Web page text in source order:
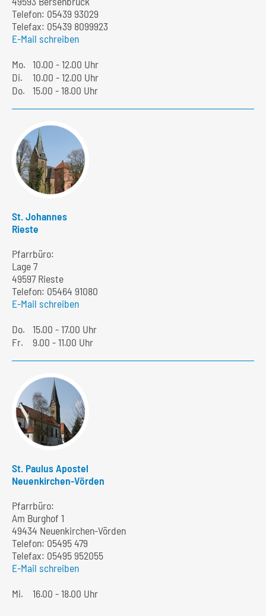
Telefon: 05439 93029
Telefax: 05439 8099923
E-Mail schreiben
Mo. 10.00 - 12.00 Uhr
Di.
10.00 - 12.00 Uhr
Do.
15.00 - 18.00 Uhr
St. Johannes
Rieste
Pfarrbüro:
Lage 7
49597 Rieste
Telefon: 05464 91080
E-Mail schreiben
Do.
15.00 - 17.00 Uhr
Fr.
9.00 - 11.00 Uhr
St. Paulus Apostel
Neuenkirchen-Vörden
Pfarrbüro:
Am Burghof 1
49434 Neuenkirchen-Vörden
Telefon: 05495 479
Telefax: 05495 952055
E-Mail schreiben
Mi.
16.00 - 18.00 Uhr